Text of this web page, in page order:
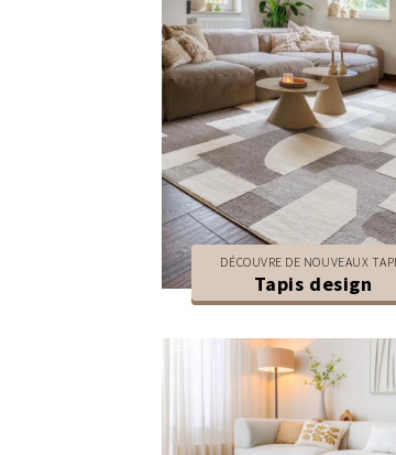
DÉCOUVRE DE NOUVEAUX
Tapis design